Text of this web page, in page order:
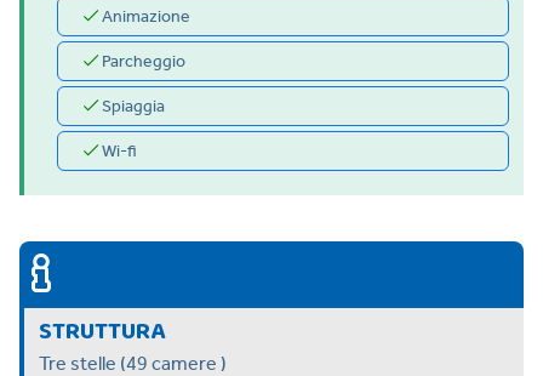
Animazione
Parcheggio
Spiaggia
Wi-fi
STRUTTURA
Tre stelle (49 camere )